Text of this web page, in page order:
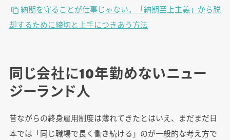
納期を守ることが仕事じゃない。「納期至上主義」から脱
却するために締切と上手につきあう方法
同じ会社に10年勤めないニュー
ジーランド人
昔ながらの終身雇用制度は薄れてきたとはいえ、まだまだ日
本では「同じ職場で長く働き続ける」のが一般的な考え方で